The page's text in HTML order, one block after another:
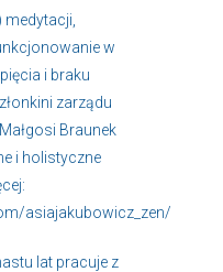
w
i braku
zarządu
Braunek
i holistyczne
asiajakubowicz_zen/
lat pracuje z